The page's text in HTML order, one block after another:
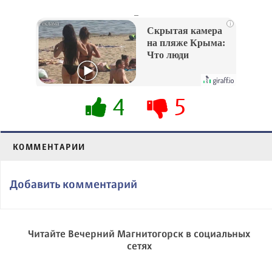
i
Скрытая камера
на пляже Крыма:
Что люди
их не видят...
4 5
КОММЕНТАРИИ
Добавить комментарий
Читайте Вечерний Магнитогорск в социальных
сетях